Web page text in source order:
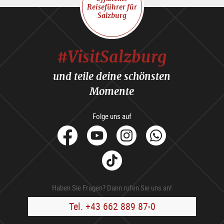
Reiseführer für
Salzburg
#VisitSalzburg
und teile deine schönsten
Momente
Folge uns auf
facebook
YoutubeInstagram
Tik
Tok
Haben Sie Fragen? Dann rufen Sie uns an!
Tel. +43 662 889 87-0